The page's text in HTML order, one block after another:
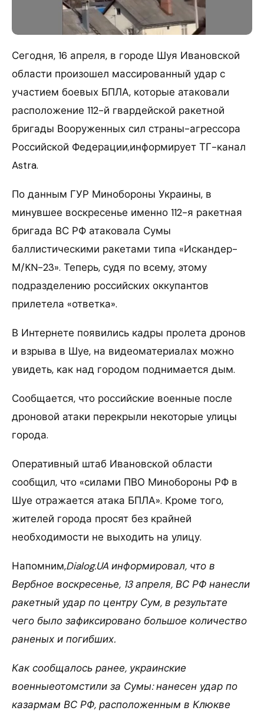
Сегодня, 16 апреля, в городе Шуя Ивановской
области произошел массированный удар с
участием боевых БПЛА, которые атаковали
расположение 112-й гвардейской ракетной
бригады Вооруженных сил страны-агрессора
Российской Федерации,информирует ТГ-канал
Astra.
По данным ГУР Минобороны Украины, в
минувшее воскресенье именно 112-я ракетная
бригада ВС РФ атаковала Сумы
баллистическими ракетами типа «Искандер-
М/KN-23». Теперь, судя по всему, этому
подразделению российских оккупантов
прилетела «ответка».
В Интернете появились кадры пролета дронов
и взрыва в Шуе, на видеоматериалах можно
увидеть, как над городом поднимается дым.
Сообщается, что российские военные после
дроновой атаки перекрыли некоторые улицы
города.
Оперативный штаб Ивановской области
сообщил, что «силами ПВО Минобороны РФ в
Шуе отражается атака БПЛА». Кроме того,
жителей города просят без крайней
необходимости не выходить на улицу.
Напомним,Dialog.UA информировал, что в
Вербное воскресенье, 13 апреля, ВС РФ нанесли
ракетный удар по центру Сум, в результате
чего было зафиксировано большое количество
раненых и погибших.
Как сообщалось ранее, украинские
военныеотомстили за Сумы: нанесен удар по
казармам ВС РФ, расположенным в Клюкве